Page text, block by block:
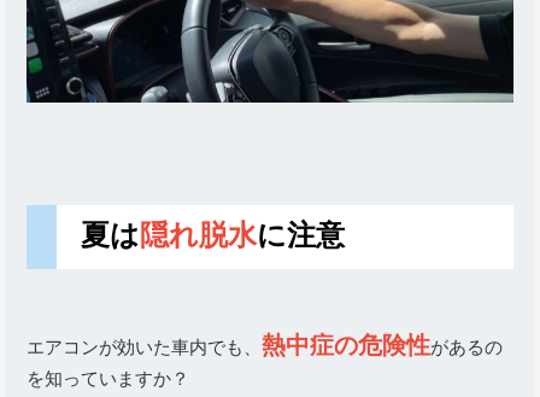
夏は隠れ脱水に注意
エアコンが効いた車内でも、熱中症の危険性があるの
を知っていますか？